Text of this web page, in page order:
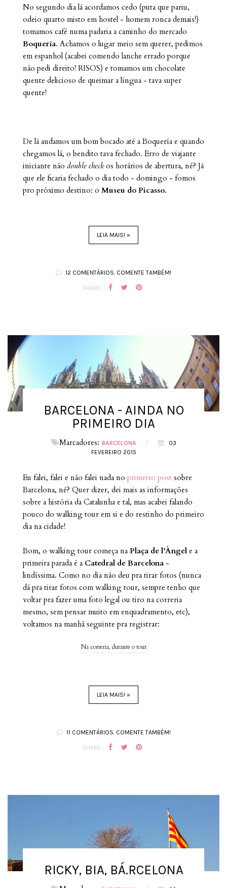
No segundo dia lá acordamos cedo (puta que pariu,
odeio quarto misto em hostel - homem ronca demais!)
tomamos café numa padaria a caminho do mercado
Boquería. Achamos o lugar meio sem querer, pedimos
em espanhol (acabei comendo lanche errado porque
não pedi direito! RISOS) e tomamos um chocolate
quente delicioso de queimar a língua - tava super
quente!
De lá andamos um bom bocado até a Boquería e quando
chegamos lá, o bendito tava fechado. Erro de viajante
iniciante não double checkos horários de abertura, né? Já
que ele ficaria fechado o dia todo - domingo - fomos
pro próximo destino: o Museu do Picasso.
LEIA MAIS! »
12 COMENTÁRIOS. COMENTE TAMBÉM!
SHARE:
BARCELONA - AINDA NO
PRIMEIRO DIA
Marcadores: BARCELONA /
03
FEVEREIRO 2015
Eu falei, falei e não falei nada no primeiro post sobre
Barcelona, né? Quer dizer, dei mais as informações
sobre a história da Catalunha e tal, mas acabei falando
pouco do walking tour em si e do restinho do primeiro
dia na cidade!
Bom, o walking tour começa na Plaça de l’Àngel e a
primeira parada é a Catedral de Barcelona -
lindíssima. Como no dia não deu pra tirar fotos (nunca
dá pra tirar fotos com walking tour, sempre tenho que
voltar pra fazer uma foto legal ou tiro na correria
mesmo, sem pensar muito em enquadramento, etc),
voltamos na manhã seguinte pra registrar:
Na correria, durante o tour
LEIA MAIS! »
11 COMENTÁRIOS. COMENTE TAMBÉM!
SHARE:
RICKY, BIA, BÁ.RCELONA